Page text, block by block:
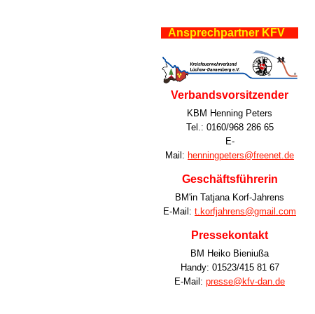
Ansprechpartner KFV
Verbandsvorsitzender
KBM Henning Peters
Tel.: 0160/968 286 65
E-
Mail: henningpeters@freenet.de
Geschäftsführerin
BM'in Tatjana Korf-Jahrens
E-Mail: t.korfjahrens@gmail.com
Pressekontakt
BM Heiko Bieniußa
Handy: 01523/415 81 67
E-Mail: presse@kfv-dan.de